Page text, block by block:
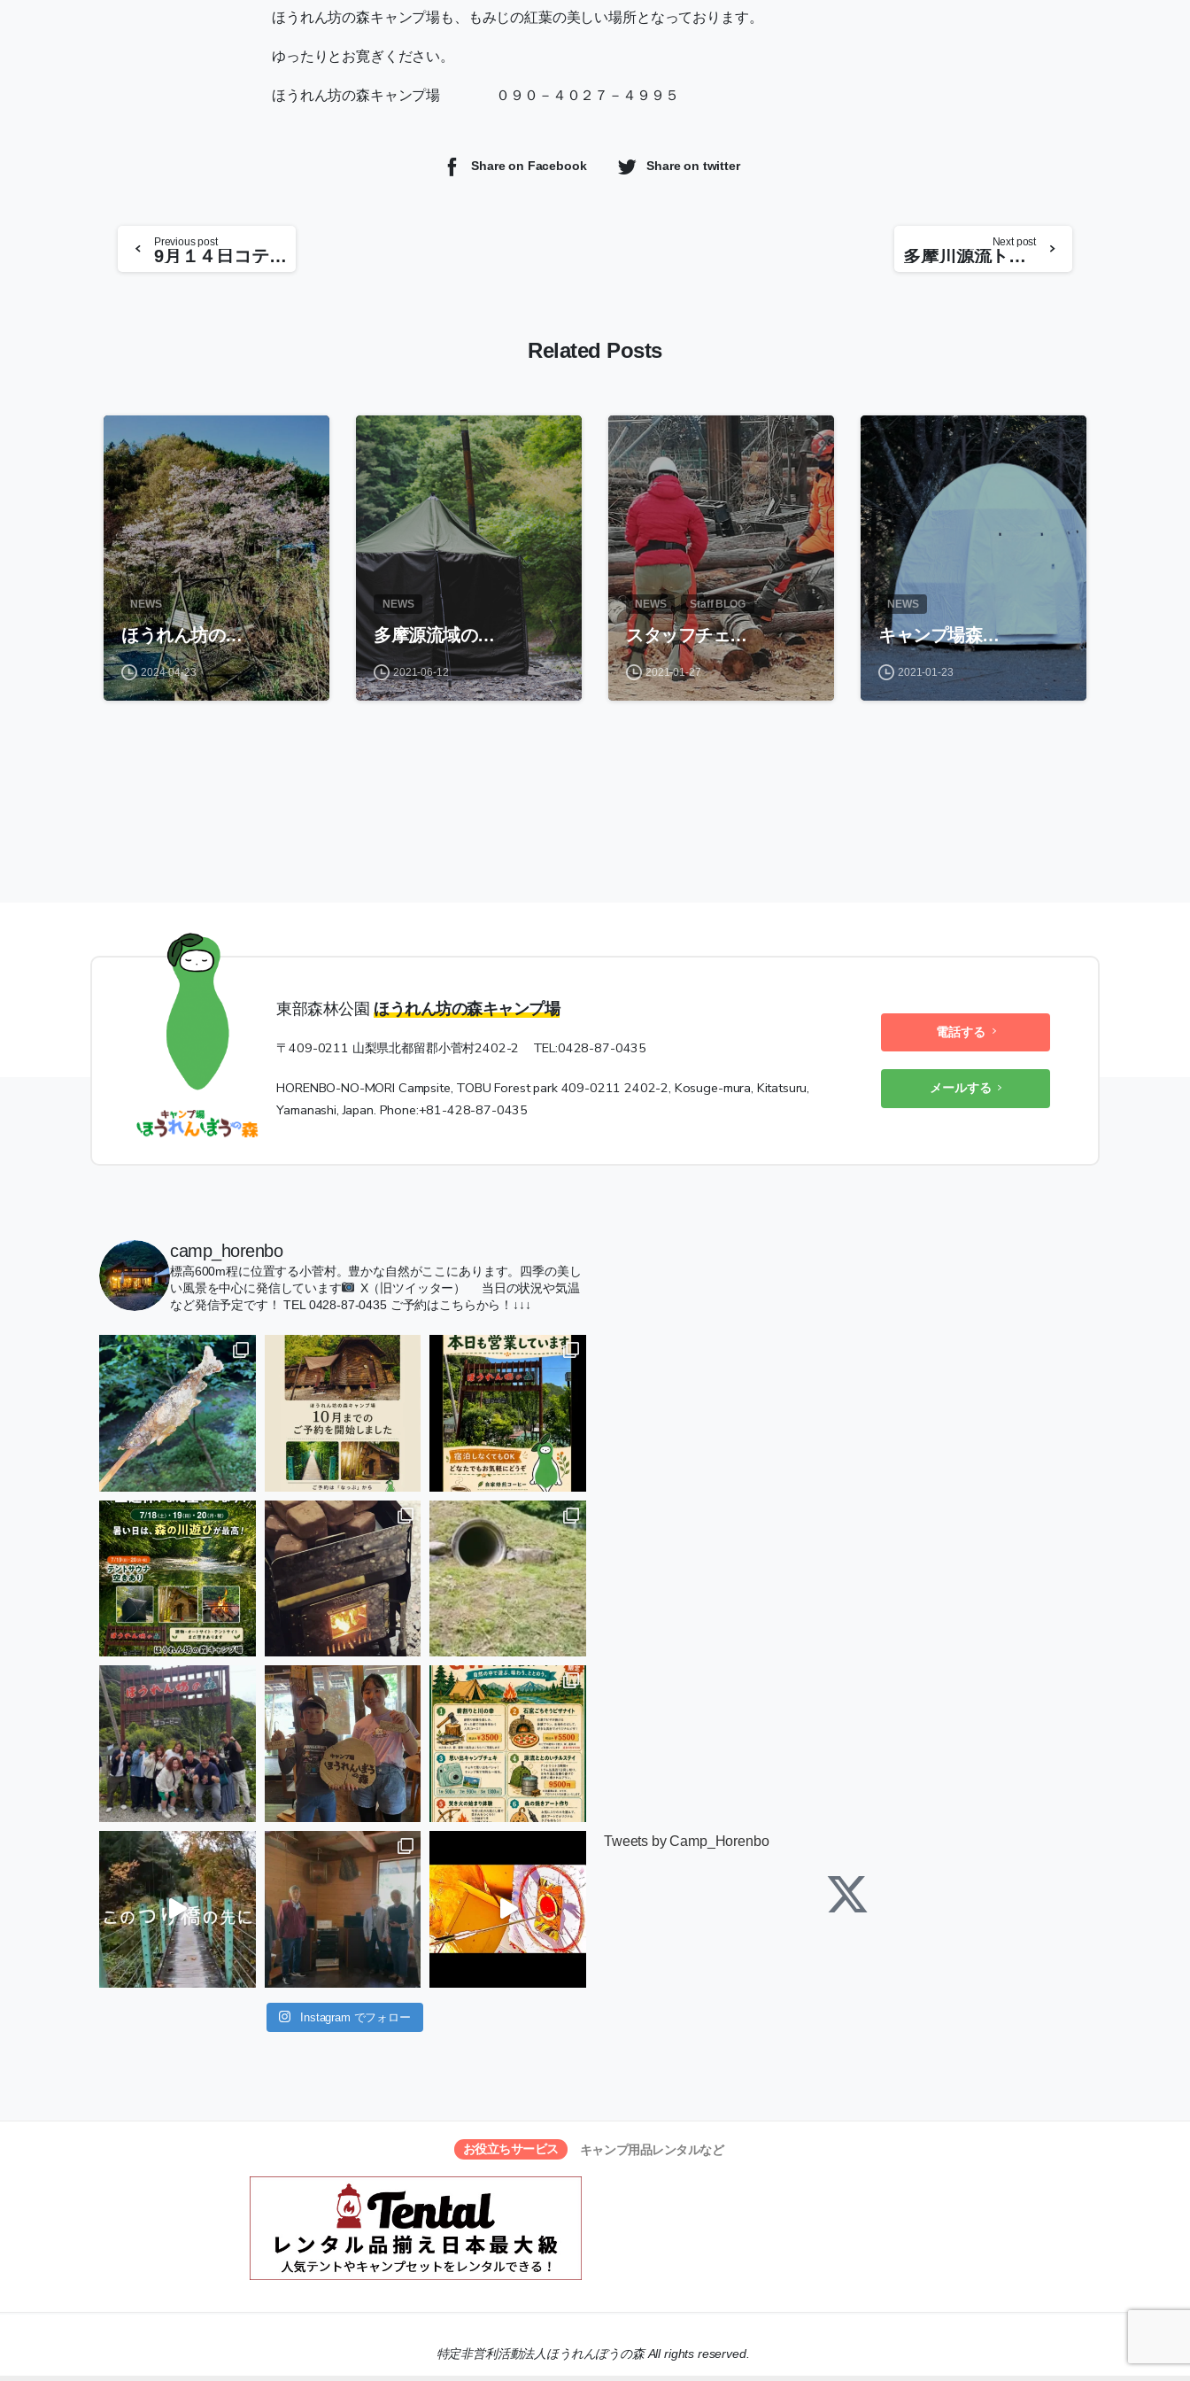
ほうれん坊の森キャンプ場も、もみじの紅葉の美しい場所となっております。
ゆったりとお寛ぎください。
ほうれん坊の森キャンプ場 ０９０－４０２７－４９９５
Share on Facebook Share on twitter
Previous post
9月１４日コテージ空きあります
Next post
多摩川源流トレイルラン大会
Related Posts
NEWS
ほうれん坊の…
2024-04-23
NEWS
多摩源流域の…
2021-06-12
NEWS Staff BLOG
スタッフチェ…
2021-01-27
NEWS
キャンプ場森…
2021-01-23
東部森林公園ほうれん坊の森キャンプ場
〒409-0211 山梨県北都留郡小菅村2402-2 TEL:0428-87-0435
HORENBO-NO-MORI Campsite, TOBU Forest park 409-0211 2402-2, Kosuge-mura, Kitatsuru,
Yamanashi, Japan. Phone:+81-428-87-0435
電話する
メールする
camp_horenbo
標高600m程に位置する小菅村。豊かな自然がここにあります。四季の美し
い風景を中心に発信しています
X（旧ツイッター）
当日の状況や気温
など発信予定です！ TEL 0428-87-0435ご予約はこちらから！↓↓↓
Instagram でフォロー
Tweets by Camp_Horenbo
お役立ちサービス キャンプ用品レンタルなど
特定非営利活動法人ほうれんぼうの森 All rights reserved.